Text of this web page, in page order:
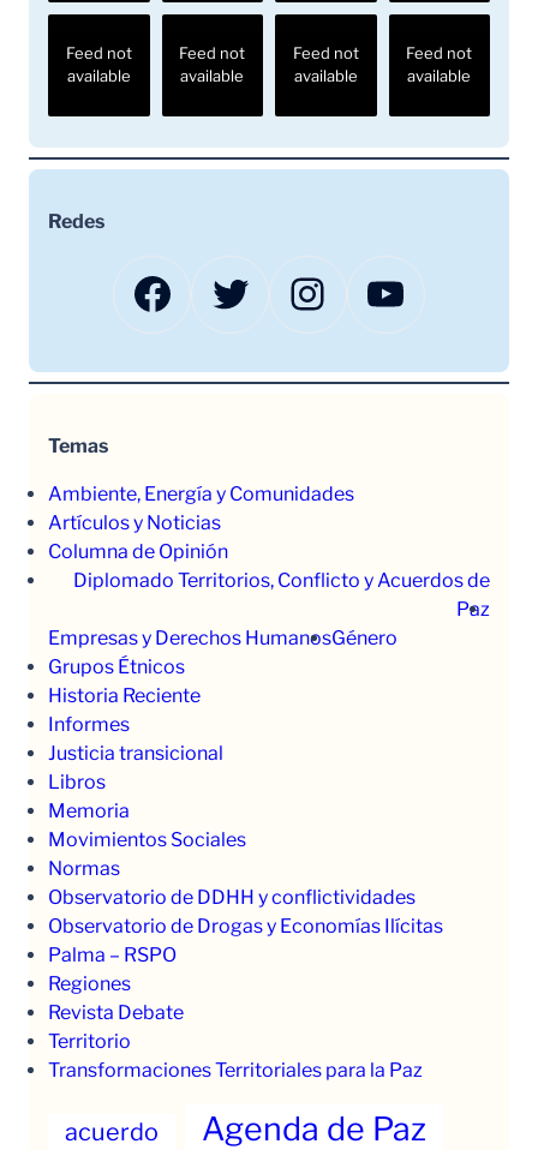
Feed not
available
Feed not
available
Feed not
available
Feed not
available
Redes
Facebook Twitter Instagram YouTube
Temas
Ambiente, Energía y Comunidades
Artículos y Noticias
Columna de Opinión
Diplomado Territorios, Conflicto y Acuerdos de
Paz
Empresas y Derechos HumanosGénero
Grupos Étnicos
Historia Reciente
Informes
Justicia transicional
Libros
Memoria
Movimientos Sociales
Normas
Observatorio de DDHH y conflictividades
Observatorio de Drogas y Economías Ilícitas
Palma – RSPO
Regiones
Revista Debate
Territorio
Transformaciones Territoriales para la Paz
acuerdo Agenda de Paz